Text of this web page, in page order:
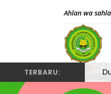
Ahlan wa
TERBARU: